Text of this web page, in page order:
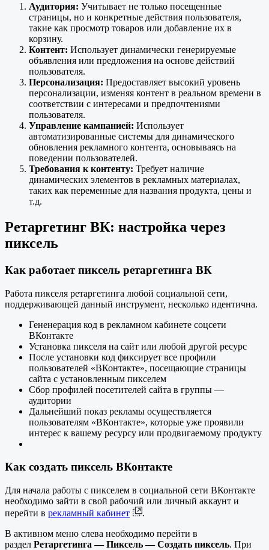
Аудитория: Учитывает не только посещенные
страницы, но и конкретные действия пользователя,
такие как просмотр товаров или добавление их в
корзину.
Контент: Использует динамически генерируемые
объявления или предложения на основе действий
пользователя.
Персонализация: Предоставляет высокий уровень
персонализации, изменяя контент в реальном времени в
соответствии с интересами и предпочтениями
пользователя.
Управление кампанией: Использует
автоматизированные системы для динамического
обновления рекламного контента, основываясь на
поведении пользователей.
Требования к контенту: Требует наличие
динамических элементов в рекламных материалах,
таких как переменные для названия продукта, цены и
т.д.
Ретаргетинг ВК: настройка через
пиксель
Как работает пиксель ретаргетинга ВК
Работа пикселя ретаргетинга любой социальной сети,
поддерживающей данный инструмент, несколько идентична.
Гененерация код в рекламном кабинете соцсети
ВКонтакте
Установка пикселя на сайт или любой другой ресурс
После установки код фиксирует все профили
пользователей «ВКонтакте», посещающие страницы
сайта с установленным пикселем
Сбор профилей посетителей сайта в группы —
аудитории
Дальнейший показ рекламы осуществляется
пользователям «ВКонтакте», которые уже проявили
интерес к вашему ресурсу или продвигаемому продукту
Как создать пиксель ВКонтакте
Для начала работы с пикселем в социальной сети ВКонтакте
необходимо зайти в свой рабочий или личный аккаунт и
перейти в рекламный кабинет
.
В активном меню слева необходимо перейти в
раздел Ретаргетинга — Пиксель — Создать пиксель. При